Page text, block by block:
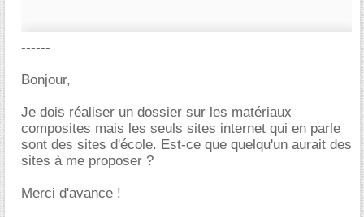
------
Bonjour,
Je dois réaliser un dossier sur les matériaux
composites mais les seuls sites internet qui en parle
sont des sites d'école. Est-ce que quelqu'un aurait des
sites à me proposer ?
Merci d'avance !